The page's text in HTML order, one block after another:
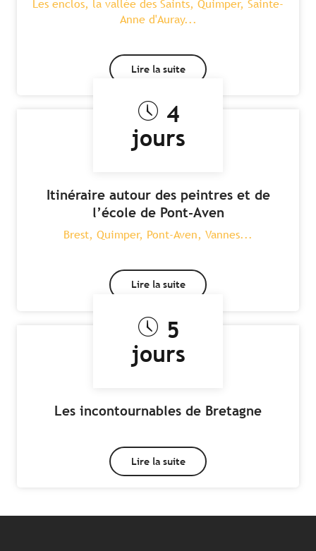
Les enclos, la vallée des Saints, Quimper, Sainte-
Anne d'Auray...
Lire la suite
4
jours
Itinéraire autour des peintres et de
l’école de Pont-Aven
Brest, Quimper, Pont-Aven, Vannes...
Lire la suite
5
jours
Les incontournables de Bretagne
Lire la suite